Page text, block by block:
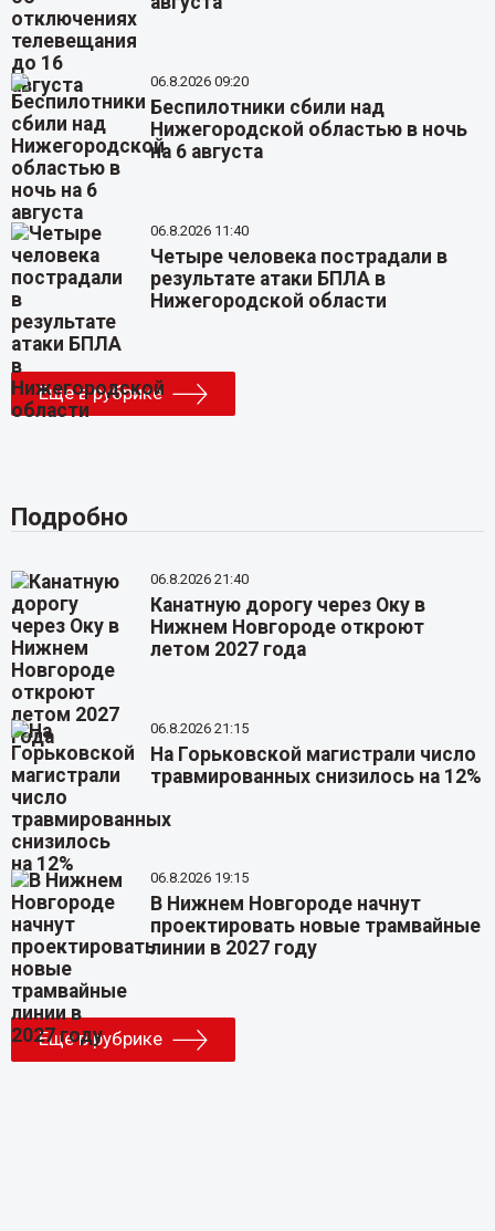
06.8.2026 09:20
Беспилотники сбили над
Нижегородской областью в ночь
на 6 августа
06.8.2026 11:40
Четыре человека пострадали в
результате атаки БПЛА в
Нижегородской области
Еще в рубрике
Подробно
06.8.2026 21:40
Канатную дорогу через Оку в
Нижнем Новгороде откроют
летом 2027 года
06.8.2026 21:15
На Горьковской магистрали число
травмированных снизилось на 12%
06.8.2026 19:15
В Нижнем Новгороде начнут
проектировать новые трамвайные
линии в 2027 году
Еще в рубрике